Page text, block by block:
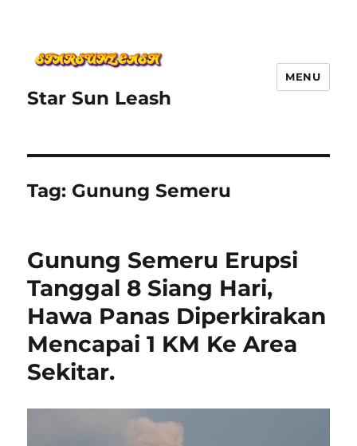
Star Sun Leash
MENU
Tag: Gunung Semeru
Gunung Semeru Erupsi
Tanggal 8 Siang Hari,
Hawa Panas Diperkirakan
Mencapai 1 KM Ke Area
Sekitar.